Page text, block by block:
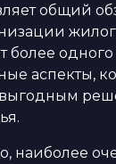
общий
более одного
аспекты,
наиболее